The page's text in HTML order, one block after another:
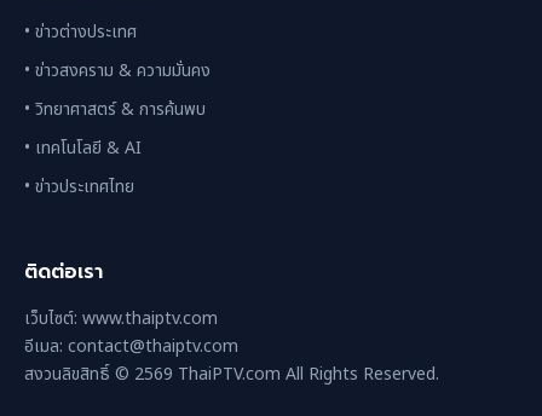
• ข่าวต่างประเทศ
• ข่าวสงคราม & ความมั่นคง
• วิทยาศาสตร์ & การค้นพบ
• เทคโนโลยี & AI
• ข่าวประเทศไทย
ติดต่อเรา
เว็บไซต์: www.thaiptv.com
อีเมล: contact@thaiptv.com
สงวนลิขสิทธิ์ © 2569 ThaiPTV.com All Rights Reserved.